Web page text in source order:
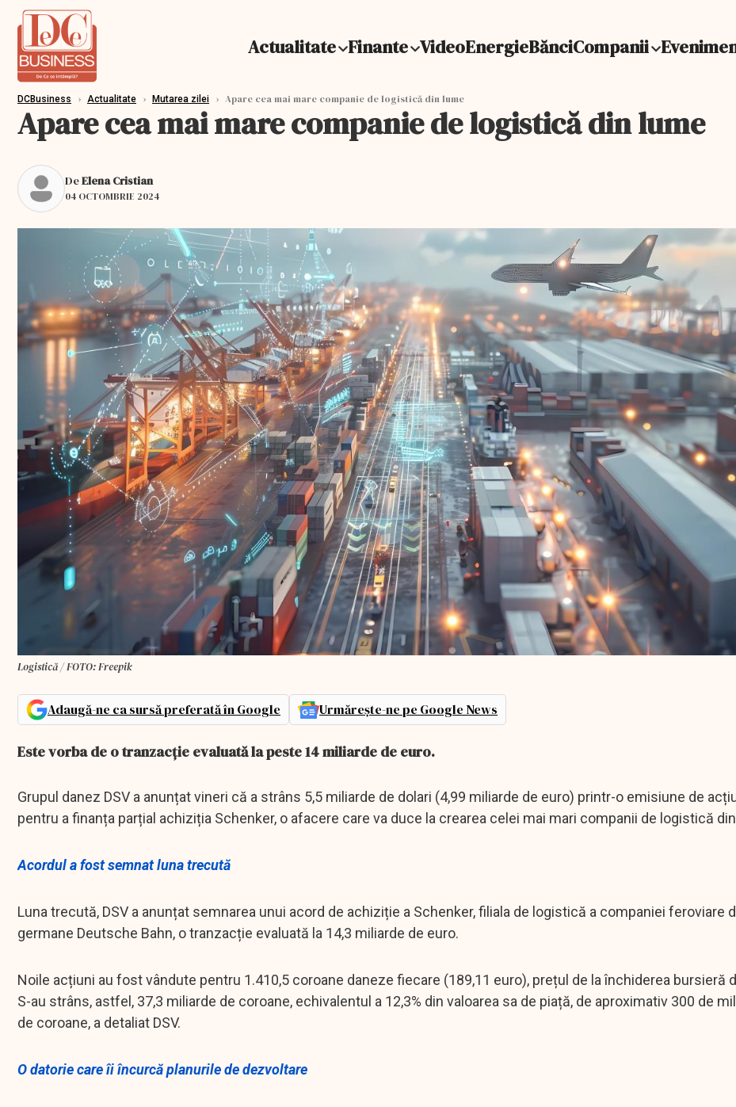
Actualitate Finante VideoEnergieBănciCompanii
DCBusiness › Actualitate › Mutarea zilei › Apare cea mai mare companie de logistică din lume
Apare cea mai mare companie de logistică din lume
DeElena Cristian
04 OCTOMBRIE 2024
Logistică / FOTO: Freepik
Adaugă-ne ca sursă preferată în Google Urmărește-ne pe Google News
Este vorba de o tranzacție evaluată la peste 14 miliarde de euro.
Grupul danez DSV a anunțat vineri că a strâns 5,5 miliarde de dolari (4,99 miliarde de euro) printr-o emisiune de
pentru a finanța parțial achiziția Schenker, o afacere care va duce la crearea celei mai mari companii de logistică
Acordul a fost semnat luna trecută
Luna trecută, DSV a anunțat semnarea unui acord de achiziție a Schenker, filiala de logistică a companiei feroviare
germane Deutsche Bahn, o tranzacție evaluată la 14,3 miliarde de euro.
Noile acțiuni au fost vândute pentru 1.410,5 coroane daneze fiecare (189,11 euro), prețul de la închiderea bursieră
S-au strâns, astfel, 37,3 miliarde de coroane, echivalentul a 12,3% din valoarea sa de piață, de aproximativ 300 de
de coroane, a detaliat DSV.
O datorie care îi încurcă planurile de dezvoltare